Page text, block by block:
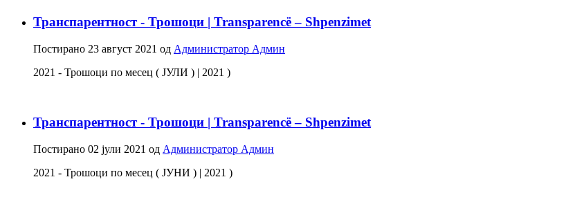
Транспарентност - Трошоци | Transparencë – Shpenzimet
Постирано 23 август 2021 од Администратор Админ
2021 - Трошоци по месец ( ЈУЛИ ) | 2021 )
Транспарентност - Трошоци | Transparencë – Shpenzimet
Постирано 02 јули 2021 од Администратор Админ
2021 - Трошоци по месец ( ЈУНИ ) | 2021 )